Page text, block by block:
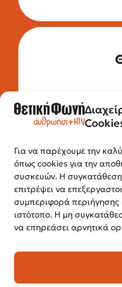
Για να παρέχουμε την
όπως cookies για την
συσκευών. Η συγκατάθεση
επιτρέψει να
συμπεριφορά περιήγησης
ιστότοπο. Η μη
να επηρεάσει αρνητικά
Δευτέρα –